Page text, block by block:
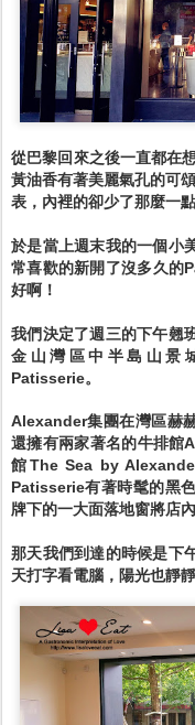
從巴黎回來之後一直都在
黃油香有著美麗氣孔的可
表，內裡的卻少了那麼一
於是當上週末我的一個小
常喜歡的新開了沒多久的
好啊！
我們決定了週三的下午翹
金山灣區中半島山景
Patisserie。
Alexander集團在灣區赫
還擁有兩家著名的牛排
館The Sea by
Patisserie有著時髦的黑
牌下的一大面落地窗將店
那天我們到達的時候是下
天打字看電腦，陽光也靜